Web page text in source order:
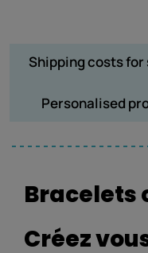
Shipping costs
Personalised
Bracelets
Créez